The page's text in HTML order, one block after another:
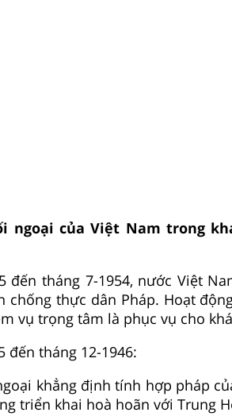
ngoại của Việt Nam trong
đến tháng 7-1954, nước Việt
chống thực dân Pháp. Hoạt
vụ trọng tâm là phục vụ cho
đến tháng 12-1946:
khẳng định tính hợp pháp
triển khai hoà hoãn với Trung